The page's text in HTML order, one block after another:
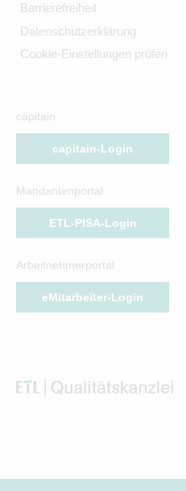
Barrierefreiheit
Datenschutzerklärung
Cookie-Einstellungen prüfen
capitain
capitain-Login
Mandantenportal
ETL-PISA-Login
Arbeitnehmerportal
eMitarbeiter-Login